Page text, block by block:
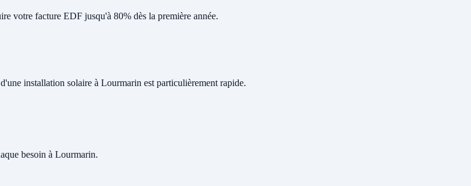
votre facture EDF jusqu'à 80% dès la première année.
installation solaire à Lourmarin est particulièrement rapide.
besoin à Lourmarin.